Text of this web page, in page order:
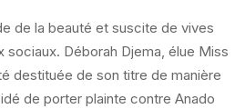
de la beauté et suscite de vives
sociaux. Déborah Djema, élue Miss
destituée de son titre de manière
de porter plainte contre Anado